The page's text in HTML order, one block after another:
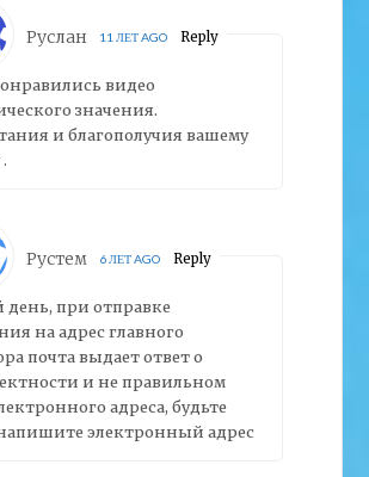
Руслан 11 ЛЕТ AGO Reply
видео
значения.
и благополучия вашему
Рустем 6 ЛЕТ AGO Reply
при отправке
на адрес главного
почта выдает ответ о
и не правильном
адреса, будьте
электронный адрес